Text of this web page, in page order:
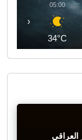
05:00
34°C
‹